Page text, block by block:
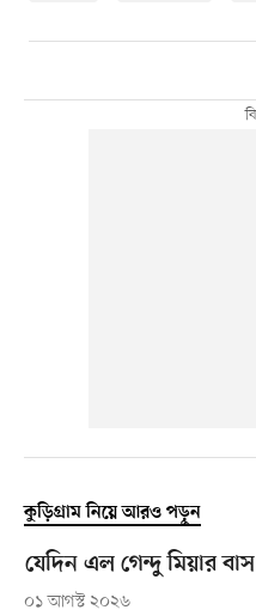
কুড়িগ্রাম নিয়ে আরও পড়ুন
যেদিন এল গেন্দু মিয়ার বাস
০১ আগস্ট ২০২৬